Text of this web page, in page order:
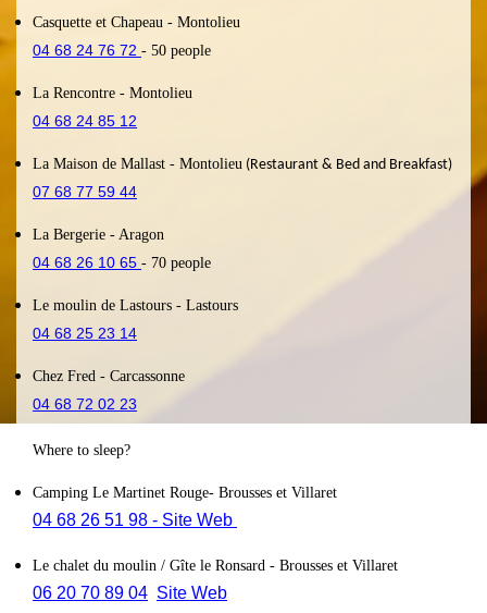
Casquette et Chapeau - Montolieu
04 68 24 76 72 - 50 people
La Rencontre - Montolieu
04 68 24 85 12
La Maison de Mallast - Montolieu (Restaurant & Bed and Breakfast)
07 68 77 59 44
La Bergerie - Aragon
04 68 26 10 65 - 70 people
Le moulin de Lastours - Lastours
04 68 25 23 14
Chez Fred - Carcassonne
04 68 72 02 23
Where to sleep?
Camping Le Martinet Rouge- Brousses et Villaret
04 68 26 51 98 - Site Web
Le chalet du moulin / Gîte le Ronsard - Brousses et Villaret
06 20 70 89 04 Site Web